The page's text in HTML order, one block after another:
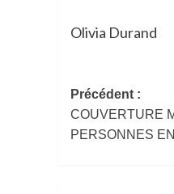
Olivia Durand
d’article
Précédent :
COUVERTURE
PERSONNES